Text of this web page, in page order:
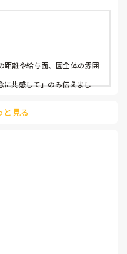
答えていますか？また、本
距離や給与面、園全体の雰囲
に共感して」のみ伝えまし
と見る
何もアクションがなかった